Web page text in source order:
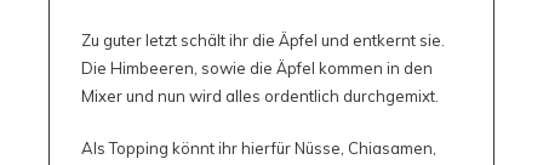
Zu guter letzt schält ihr die Äpfel und entkernt sie.
Die Himbeeren, sowie die Äpfel kommen in den
Mixer und nun wird alles ordentlich durchgemixt.
Als Topping könnt ihr hierfür Nüsse, Chiasamen,